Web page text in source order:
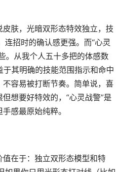
肤，光暗双形态特效独立，技
招时的确认感更强。而“心灵
。从我个人五十多把的体感数
其明确的技能范围指示和命中
容易被打断节奏。简单说，喜
想要好特效的，“心灵战警”是
感最原始纯粹。
在于：独立双形态模型和特